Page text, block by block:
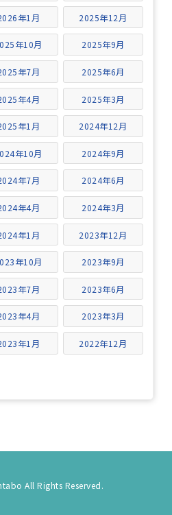
年1月 2025年12月
年10月 2025年9月
年7月 2025年6月
年4月 2025年3月
年1月 2024年12月
年10月 2024年9月
年7月 2024年6月
年4月 2024年3月
年1月 2023年12月
年10月 2023年9月
年7月 2023年6月
年4月 2023年3月
年1月 2022年12月
All Rights Reserved.